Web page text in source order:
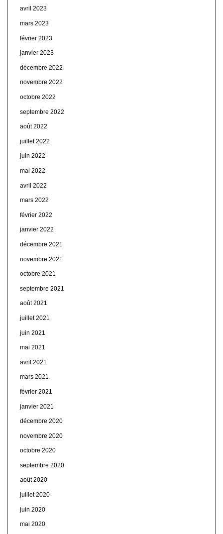
avril 2023
mars 2023
février 2023
janvier 2023
décembre 2022
novembre 2022
octobre 2022
septembre 2022
août 2022
juillet 2022
juin 2022
mai 2022
avril 2022
mars 2022
février 2022
janvier 2022
décembre 2021
novembre 2021
octobre 2021
septembre 2021
août 2021
juillet 2021
juin 2021
mai 2021
avril 2021
mars 2021
février 2021
janvier 2021
décembre 2020
novembre 2020
octobre 2020
septembre 2020
août 2020
juillet 2020
juin 2020
mai 2020